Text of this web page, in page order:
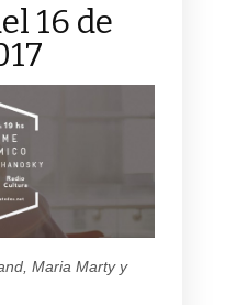
16 de
Maria Marty y